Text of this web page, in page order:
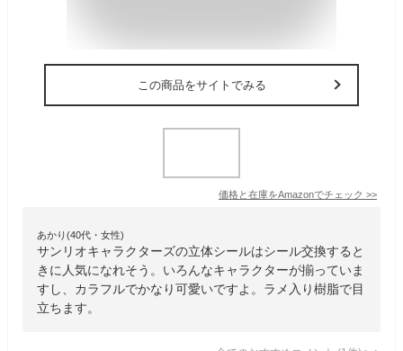
この商品をサイトでみる
価格と在庫をAmazonでチェック >>
あかり(40代・女性)
サンリオキャラクターズの立体シールはシール交換すると
きに人気になれそう。いろんなキャラクターが揃っていま
すし、カラフルでかなり可愛いですよ。ラメ入り樹脂で目
立ちます。